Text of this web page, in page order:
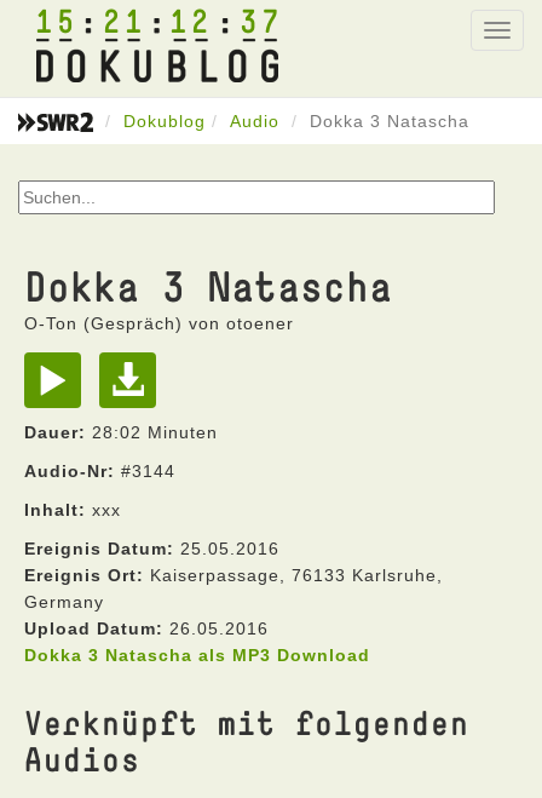
15 21 12 37
Dokublog Audio Dokka 3 Natascha
Dokka 3 Natascha
O-Ton (Gespräch) von otoener
Dauer: 28:02 Minuten
Audio-Nr: #3144
Inhalt: xxx
Ereignis Datum: 25.05.2016
Ereignis Ort: Kaiserpassage, 76133 Karlsruhe,
Germany
Upload Datum: 26.05.2016
Dokka 3 Natascha als MP3 Download
Verknüpft mit folgenden
Audios